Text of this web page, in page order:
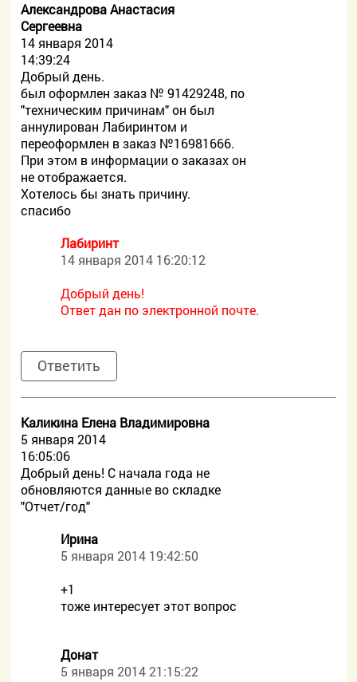
Александрова Анастасия
Сергеевна
14 января 2014
14:39:24
Добрый день.
был оформлен заказ № 91429248, по
"техническим причинам" он был
аннулирован Лабиринтом и
переоформлен в заказ №16981666.
При этом в информации о заказах он
не отображается.
Хотелось бы знать причину.
спасибо
Лабиринт
14 января 2014 16:20:12
Добрый день!
Ответ дан по электронной почте.
Ответить
Каликина Елена Владимировна
5 января 2014
16:05:06
Добрый день! С начала года не
обновляются данные во складке
"Отчет/год"
Ирина
5 января 2014 19:42:50
+1
тоже интересует этот вопрос
Донат
5 января 2014 21:15:22